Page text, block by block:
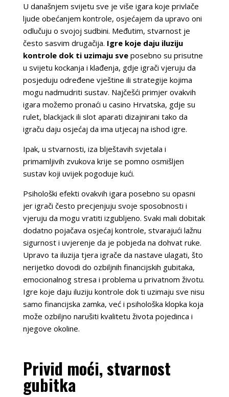
U današnjem svijetu sve je više igara koje privlače
ljude obećanjem kontrole, osjećajem da upravo oni
odlučuju o svojoj sudbini. Međutim, stvarnost je
često sasvim drugačija. Igre koje daju iluziju
kontrole dok ti uzimaju sveposebno su prisutne
u svijetu kockanja i klađenja, gdje igrači vjeruju da
posjeduju određene vještine ili strategije kojima
mogu nadmudriti sustav. Najčešći primjer ovakvih
igara možemo pronaći u casino Hrvatska, gdje su
rulet, blackjack ili slot aparati dizajnirani tako da
igraču daju osjećaj da ima utjecaj na ishod igre.
Ipak, u stvarnosti, iza blještavih svjetala i
primamljivih zvukova krije se pomno osmišljen
sustav koji uvijek pogoduje kući.
Psihološki efekti ovakvih igara posebno su opasni
jer igrači često precjenjuju svoje sposobnosti i
vjeruju da mogu vratiti izgubljeno. Svaki mali dobitak
dodatno pojačava osjećaj kontrole, stvarajući lažnu
sigurnost i uvjerenje da je pobjeda na dohvat ruke.
Upravo ta iluzija tjera igrače da nastave ulagati, što
nerijetko dovodi do ozbiljnih financijskih gubitaka,
emocionalnog stresa i problema u privatnom životu.
Igre koje daju iluziju kontrole dok ti uzimaju sve nisu
samo financijska zamka, već i psihološka klopka koja
može ozbiljno narušiti kvalitetu života pojedinca i
njegove okoline.
Privid moći, stvarnost
gubitka